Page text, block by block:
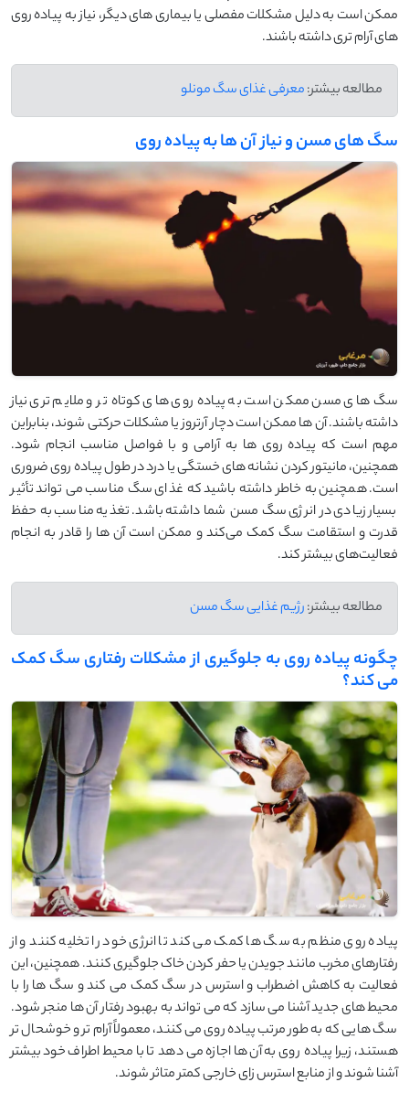
ممکن است به دلیل مشکلات مفصلی یا بیماری ‌های دیگر، نیاز به پیاده ‌روی
‌های آرام‌ تری داشته باشند.
مطالعه بیشتر:معرفی غذای سگ مونلو
سگ‌ های مسن و نیاز آن ‌ها به پیاده ‌روی
سگ‌ های مسن ممکن است به پیاده‌ روی ‌های کوتاه‌ تر و ملایم ‌تری نیاز
داشته باشند. آن ‌ها ممکن است دچار آرتروز یا مشکلات حرکتی شوند، بنابراین
مهم است که پیاده ‌روی ‌ها به آرامی و با فواصل مناسب انجام شود.
همچنین، مانیتور کردن نشانه‌ های خستگی یا درد در طول پیاده ‌روی ضروری
است. همچنین به خاطر داشته باشید که غذای سگ مناسب می ‌تواند تأثیر
بسیار زیادی در انرژی سگ مسن شما داشته باشد. تغذیه مناسب به حفظ
قدرت و استقامت سگ کمک می‌کند و ممکن است آن ‌ها را قادر به انجام
فعالیت‌های بیشتر کند.
مطالعه بیشتر:رژیم غذایی سگ مسن
چگونه پیاده‌ روی به جلوگیری از مشکلات رفتاری سگ کمک
می ‌کند؟
پیاده ‌روی منظم به سگ ‌ها کمک می ‌کند تا انرژی خود را تخلیه کنند و از
رفتارهای مخرب مانند جویدن یا حفر کردن خاک جلوگیری کنند. همچنین، این
فعالیت به کاهش اضطراب و استرس در سگ کمک می ‌کند و سگ ‌ها را با
محیط‌ های جدید آشنا می ‌سازد که می‌ تواند به بهبود رفتار آن‌ ها منجر شود.
سگ ‌هایی که به طور مرتب پیاده ‌روی می ‌کنند، معمولاً آرام‌ تر و خوشحال ‌تر
هستند، زیرا پیاده ‌روی به آن ‌ها اجازه می ‌دهد تا با محیط اطراف خود بیشتر
آشنا شوند و از منابع استرس ‌زای خارجی کمتر متاثر شوند.